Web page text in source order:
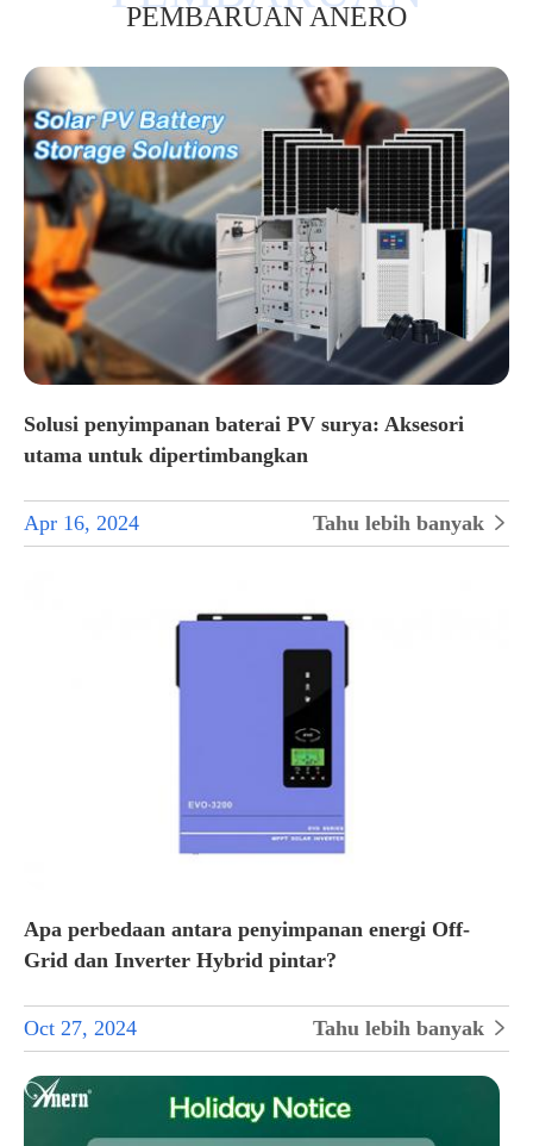
PEMBARUAN ANERO
Solusi penyimpanan baterai PV surya: Aksesori
utama untuk dipertimbangkan
Apr 16, 2024 Tahu lebih banyak 
Apa perbedaan antara penyimpanan energi Off-
Grid dan Inverter Hybrid pintar?
Oct 27, 2024 Tahu lebih banyak 